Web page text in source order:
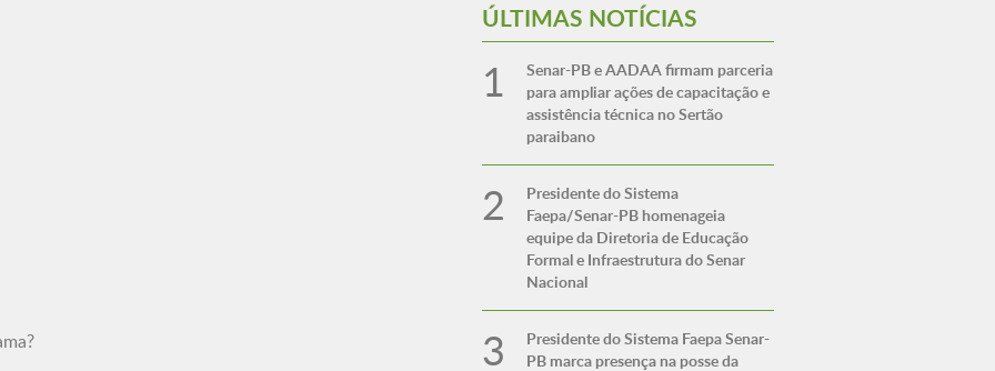
ÚLTIMAS NOTÍCIAS
Senar-PB e AADAA firmam parceria
para ampliar ações de capacitação e
assistência técnica no Sertão
paraibano
Presidente do Sistema
Faepa/Senar-PB homenageia
equipe da Diretoria de Educação
Formal e Infraestrutura do Senar
Nacional
Presidente do Sistema Faepa Senar-
PB marca presença na posse da